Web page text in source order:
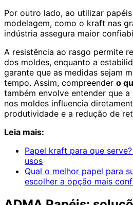
Por outro lado, ao utilizar
modelagem, como o kraft nas
indústria assegura maior
A resistência ao rasgo permite
dos moldes, enquanto a
garante que as medidas sejam
tempo. Assim, compreender o
também envolve entender que
nos moldes influencia
produtividade e a redução de
Leia mais:
Papel kraft para que
usos
Qual o melhor papel para
escolher a opção mais